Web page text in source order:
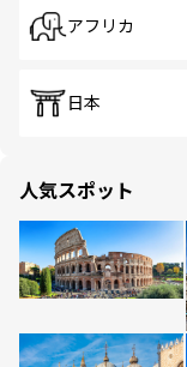
アフリカ
日本
人気スポット